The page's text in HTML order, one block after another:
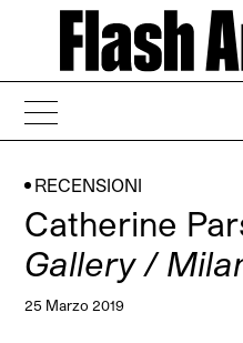
RECENSIONI
Catherine
Gallery /
25 Marzo 2019